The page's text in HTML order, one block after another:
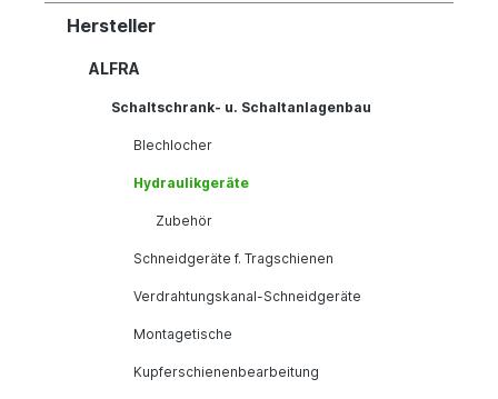
Hersteller
ALFRA
Schaltschrank- u. Schaltanlagenbau
Blechlocher
Hydraulikgeräte
Zubehör
Schneidgeräte f. Tragschienen
Verdrahtungskanal-Schneidgeräte
Montagetische
Kupferschienenbearbeitung